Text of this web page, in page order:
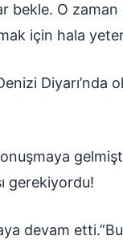
bekle. O
için hala
Diyarı’nda
gerekiyordu!
devam